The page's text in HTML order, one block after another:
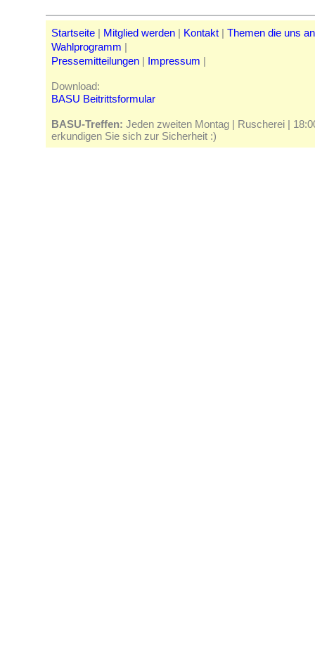
Startseite | Mitglied werden | Kontakt | Themen die uns
Wahlprogramm |
Pressemitteilungen | Impressum |
Download:
BASU Beitrittsformular
BASU-Treffen: Jeden zweiten Montag | Ruscherei |
erkundigen Sie sich zur Sicherheit :)